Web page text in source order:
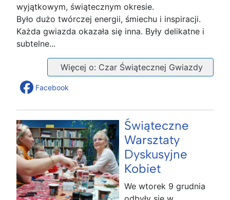
wyjątkowym, świątecznym okresie.
Było dużo twórczej energii, śmiechu i inspiracji.
Każda gwiazda okazała się inna. Były delikatne i
subtelne...
Więcej o: Czar Świątecznej Gwiazdy
Facebook
Świąteczne
Warsztaty
Dyskusyjne
Kobiet
We wtorek 9 grudnia